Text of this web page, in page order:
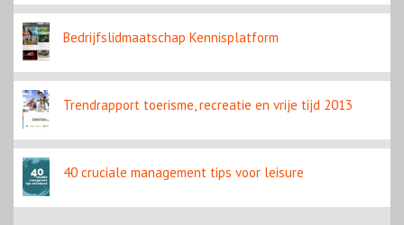
Bedrijfslidmaatschap Kennisplatform
Trendrapport toerisme, recreatie en vrije tijd 2013
40 cruciale management tips voor leisure